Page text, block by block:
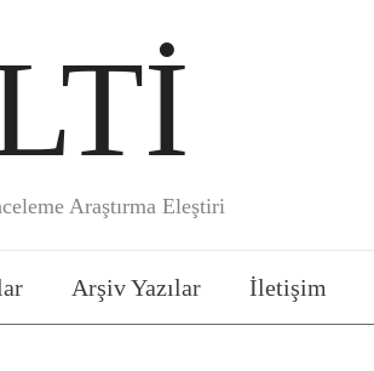
Araştırma Eleştiri
Arşiv Yazılar İletişim